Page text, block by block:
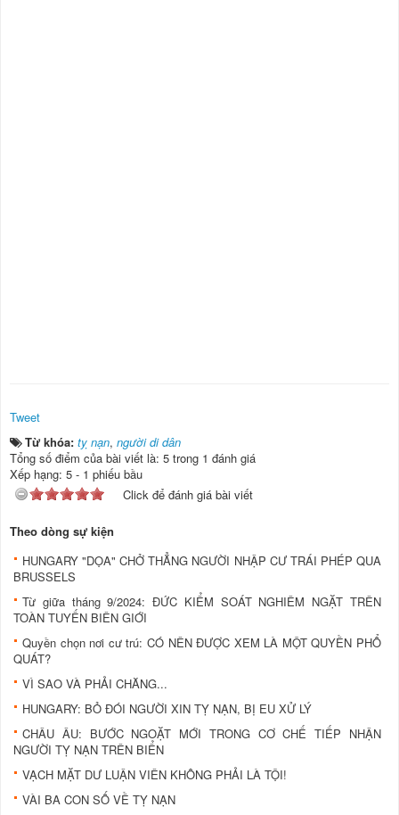
Tweet
Từ khóa: tỵ nạn, người di dân
Tổng số điểm của bài viết là: 5 trong 1 đánh giá
Xếp hạng: 5 - 1 phiếu bầu
Click để đánh giá bài viết
Theo dòng sự kiện
HUNGARY "DỌA" CHỞ THẲNG NGƯỜI NHẬP CƯ TRÁI PHÉP QUA
BRUSSELS
Từ giữa tháng 9/2024: ĐỨC KIỂM SOÁT NGHIÊM NGẶT TRÊN
TOÀN TUYẾN BIÊN GIỚI
Quyền chọn nơi cư trú: CÓ NÊN ĐƯỢC XEM LÀ MỘT QUYỀN PHỔ
QUÁT?
VÌ SAO VÀ PHẢI CHĂNG...
HUNGARY: BỎ ĐÓI NGƯỜI XIN TỴ NẠN, BỊ EU XỬ LÝ
CHÂU ÂU: BƯỚC NGOẶT MỚI TRONG CƠ CHẾ TIẾP NHẬN
NGƯỜI TỴ NẠN TRÊN BIỂN
VẠCH MẶT DƯ LUẬN VIÊN KHÔNG PHẢI LÀ TỘI!
VÀI BA CON SỐ VỀ TỴ NẠN